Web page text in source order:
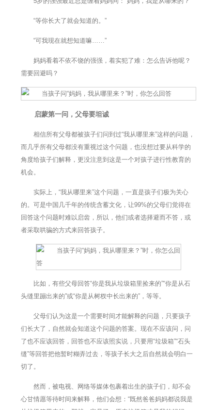
“等你长大了就会知道的。”
“可我现在就想知道嘛……”
妈妈看着不依不饶的强强，着实犯了难：怎么告诉他呢？
需要回避吗？
启蒙第一问，父母要坦诚
相信所有父母都被孩子们问到过“我从哪里来”这样的问题，
而几乎所有父母都没有重视过这个问题，也没想过要从科学的
角度给孩子们解释，更没注意到这是一个对孩子进行性教育的
机会。
实际上，“我从哪里来”这个问题，一直是孩子们极为关心
的。可是中国几千年的传统含蓄文化，让99%的父母们觉得在
回答这个问题时难以启齿，所以，他们或者选择避而不答，或
者采取哄骗的方式来回答孩子。
比如，有些父母回答“你是我从垃圾箱里捡来的”“你是从石
头缝里蹦出来的”或“你是从树杈中长出来的”，等等。
父母们认为这是一个需要时间才能解释的问题，只要孩子
们长大了，自然就会知道这个问题的答案。现在不应该问，问
了也不应该回答，回答也不应该照实说，只要用“垃圾箱”“石头
缝”等回答把他暂时糊弄过去，等孩子长大之后自然就会明白一
切了。
然而，被电视、网络等媒体包裹着出生的孩子们，却不会
心甘情愿等待时间来解释，他们会想：“既然爸爸妈妈都说我是